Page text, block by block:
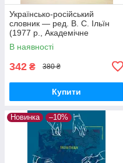
Українсько-російський
словник — ред. В. С. Ільїн
(1977 р., Академічне
видання, Тверда обкладинка)
В наявності
342 ₴ 380 ₴
Купити
Новинка –10%